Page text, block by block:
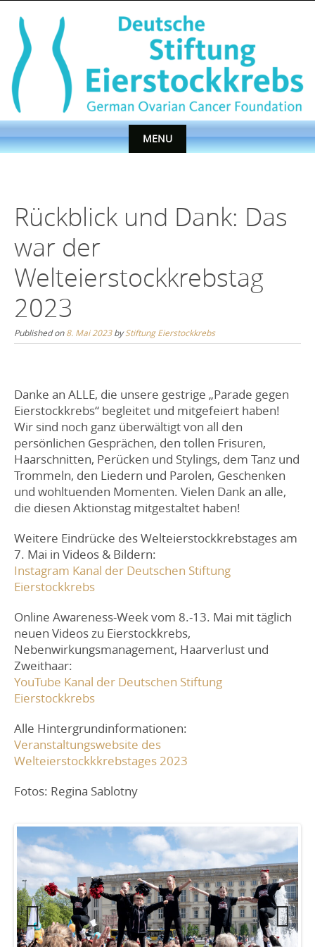
content
MENU
Rückblick und Dank: Das
war der
Welteierstockkrebstag
2023
Published on8. Mai 2023byStiftung Eierstockkrebs
Danke an ALLE, die unsere gestrige „Parade gegen
Eierstockkrebs“ begleitet und mitgefeiert haben!
Wir sind noch ganz überwältigt von all den
persönlichen Gesprächen, den tollen Frisuren,
Haarschnitten, Perücken und Stylings, dem Tanz und
Trommeln, den Liedern und Parolen, Geschenken
und wohltuenden Momenten. Vielen Dank an alle,
die diesen Aktionstag mitgestaltet haben!
Weitere Eindrücke des Welteierstockkrebstages am
7. Mai in Videos & Bildern:
Instagram Kanal der Deutschen Stiftung
Eierstockkrebs
Online Awareness-Week vom 8.-13. Mai mit täglich
neuen Videos zu Eierstockkrebs,
Nebenwirkungsmanagement, Haarverlust und
Zweithaar:
YouTube Kanal der Deutschen Stiftung
Eierstockkrebs
Alle Hintergrundinformationen:
Veranstaltungswebsite des
Welteierstockkkrebstages 2023
Fotos: Regina Sablotny
Previ
Next